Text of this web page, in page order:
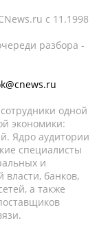
c 11.1998
разбора -
одной
экономики:
Ядро аудитории
специалисты
и
власти, банков,
а также